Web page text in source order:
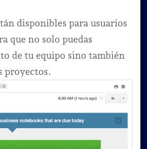
disponibles para usuarios
que no solo puedas
de tu equipo sino también
proyectos.